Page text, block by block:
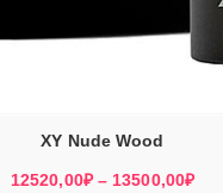
XY Nude Wood
12520,00₽ – 13500,00₽